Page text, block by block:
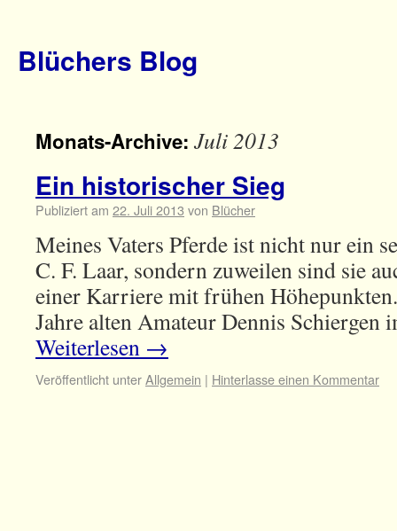
Blüchers Blog
Monats-Archive: Juli 2013
Ein historischer Sieg
Publiziert am 22. Juli 2013 von Blücher
Meines Vaters Pferde ist nicht nur ein
C. F. Laar, sondern zuweilen sind sie
einer Karriere mit frühen
Jahre alten Amateur Dennis
Weiterlesen →
Veröffentlicht unterAllgemein | Hinterlasse einen Kommentar